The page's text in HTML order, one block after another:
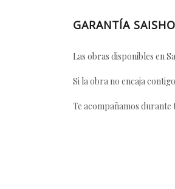
GARANTÍA SAISHO
Las obras disponibles en
Si la obra no encaja
Te acompañamos durante